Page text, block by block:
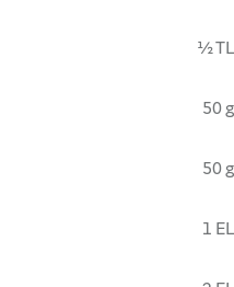
½ TL
50 g
50 g
1 EL